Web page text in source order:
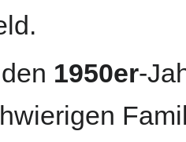
1950er-